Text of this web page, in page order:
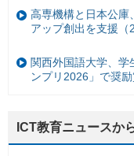
高専機構と日本公庫
アップ創出を支援（
関西外国語大学、学
ンプリ2026」で奨
ICT教育ニュースか